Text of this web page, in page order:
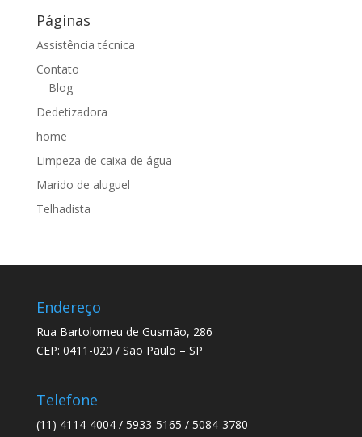
Páginas
Assistência técnica
Contato
Blog
Dedetizadora
home
Limpeza de caixa de água
Marido de aluguel
Telhadista
Endereço
Rua Bartolomeu de Gusmão, 286
CEP: 0411-020 / São Paulo – SP
Telefone
(11) 4114-4004 / 5933-5165 / 5084-3780